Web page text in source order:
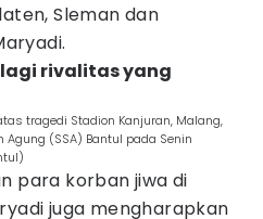
Sleman dan
rivalitas yang
tragedi Stadion Kanjuran, Malang,
(SSA) Bantul pada Senin
para korban jiwa di
juga mengharapkan